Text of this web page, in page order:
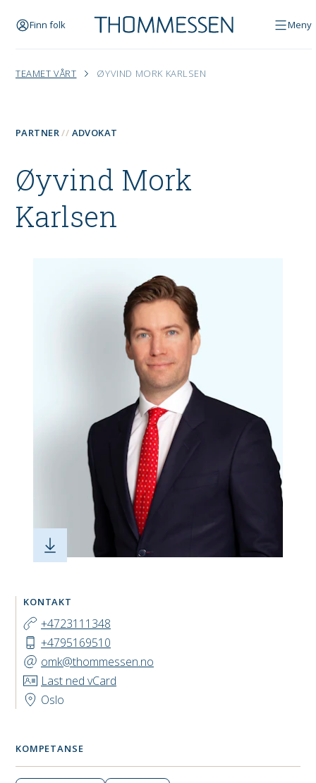
Finn folk Meny
TEAMET VÅRT ØYVIND MORK KARLSEN
Øyvind Mork
Karlsen
PARTNER ADVOKAT
KONTAKT
+4723111348
+4795169510
omk@thommessen.no
Last ned vCard
Oslo
KOMPETANSE